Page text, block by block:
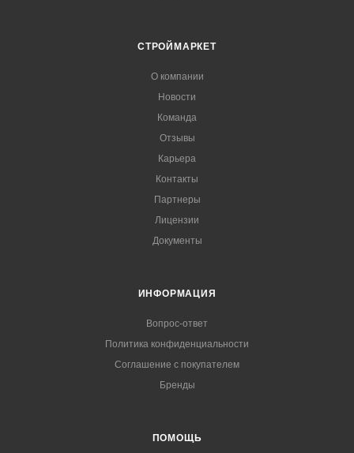
СТРОЙМАРКЕТ
О компании
Новости
Команда
Отзывы
Карьера
Контакты
Партнеры
Лицензии
Документы
ИНФОРМАЦИЯ
Вопрос-ответ
Политика конфиденциальности
Соглашение с покупателем
Бренды
ПОМОЩЬ